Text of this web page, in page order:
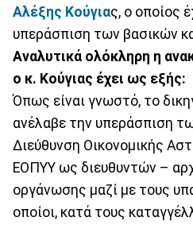
Αλέξης Κούγιας, ο οποίος
υπεράσπιση των βασικών
Αναλυτικά ολόκληρη η
ο κ. Κούγιας έχει ως εξής:
Όπως είναι γνωστό, το
ανέλαβε την υπεράσπιση
Διεύθυνση Οικονομικής
ΕΟΠΥΥ ως διευθυντών –
οργάνωσης μαζί με τους
οποίοι, κατά τους